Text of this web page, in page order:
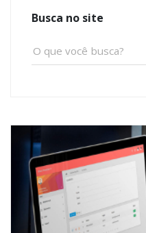
Busca no site